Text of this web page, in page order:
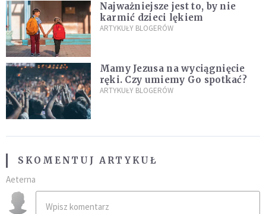
Najważniejsze jest to, by nie
karmić dzieci lękiem
ARTYKUŁY BLOGERÓW
Mamy Jezusa na wyciągnięcie
ręki. Czy umiemy Go spotkać?
ARTYKUŁY BLOGERÓW
SKOMENTUJ ARTYKUŁ
Aeterna